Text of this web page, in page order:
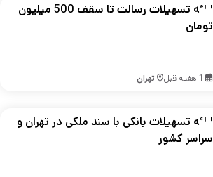
ارائه تسهیلات رسالت تا سقف 500 میلیون
تومان
1 هفته قبل تهران
ارائه تسهیلات بانکی با سند ملکی در تهران و
سراسر کشور